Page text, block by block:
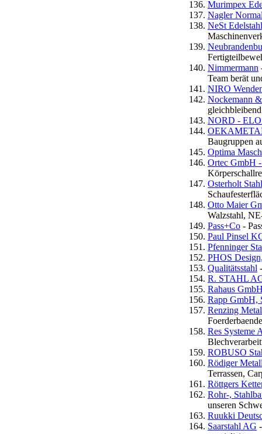
Murimpex
Nagler
NeSt
Nimmermann
Team berät
NIRO
Nockemann
NORD -
Baugruppen
Optima
Ortec GmbH
Osterholt
Otto Maier
Walzstahl,
Pass+Co -
Paul Pinsel
Pfenninger
PHOS
Qualitätsstahl
R. STAHL
Rahaus
Rapp GmbH,
Renzing
Res Systeme
ROBUSO
Rödiger
Terrassen,
Röttgers
Rohr-,
unseren
Ruukki
Saarstahl AG